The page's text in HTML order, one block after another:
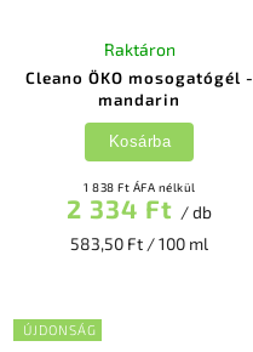
Cleano ÖKO mosogatógél -
mandarin
Raktáron
1 838 Ft ÁFA nélkül
2 334 Ft / db
583,50 Ft / 100 ml
Kosárba
ÚJDONSÁG